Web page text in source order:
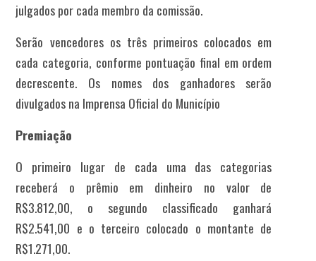
julgados por cada membro da comissão.
Serão vencedores os três primeiros colocados em
cada categoria, conforme pontuação final em ordem
decrescente. Os nomes dos ganhadores serão
divulgados na Imprensa Oficial do Município
Premiação
O primeiro lugar de cada uma das categorias
receberá o prêmio em dinheiro no valor de
R$3.812,00, o segundo classificado ganhará
R$2.541,00 e o terceiro colocado o montante de
R$1.271,00.